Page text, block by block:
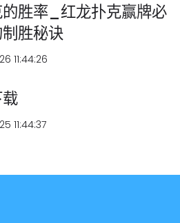
胜率_红龙扑克赢牌必
胜秘诀
11:44:26
11:44:37